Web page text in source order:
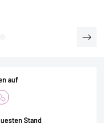
auf
Stand